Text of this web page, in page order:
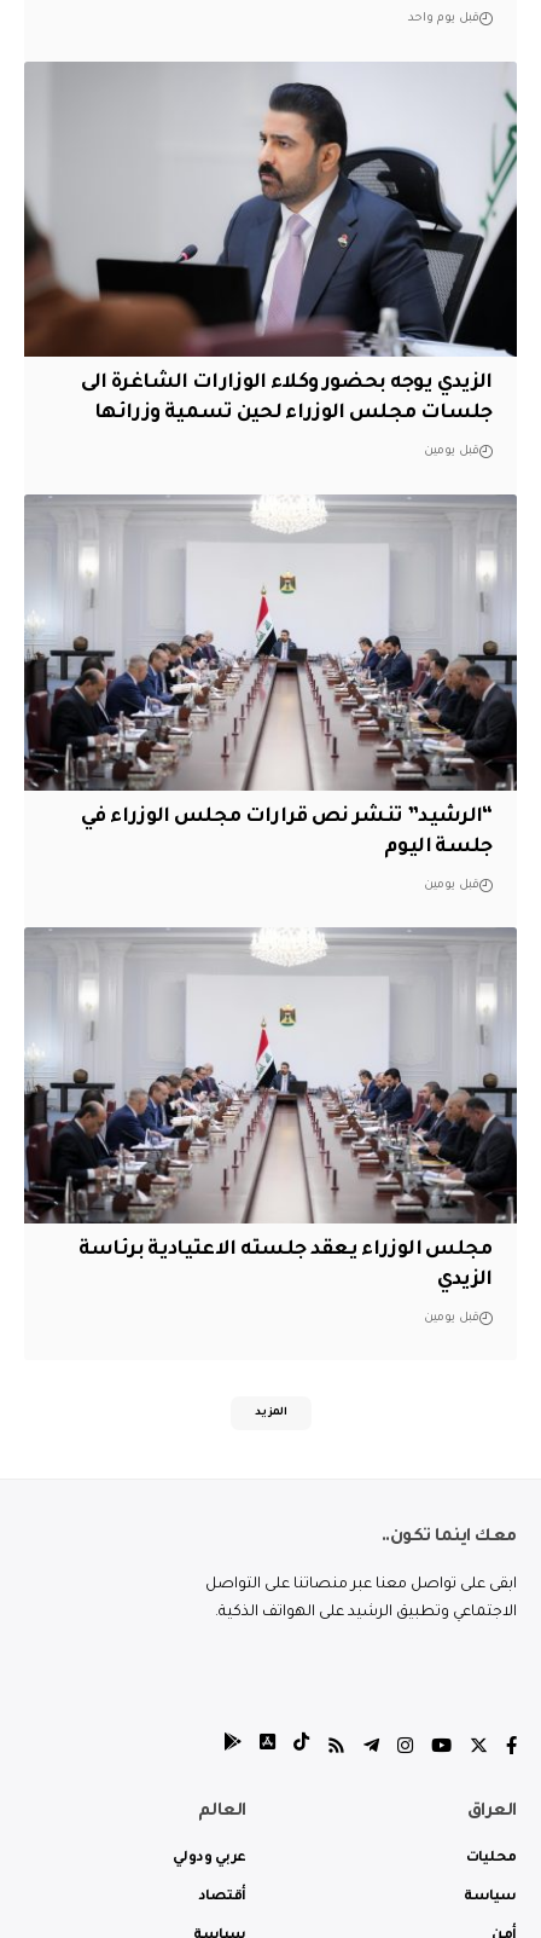
قبل يوم واحد
الزيدي يوجه بحضور وكلاء الوزارات الشاغرة الى
جلسات مجلس الوزراء لحين تسمية وزرائها
قبل يومين
“الرشيد” تنشر نص قرارات مجلس الوزراء في
جلسة اليوم
قبل يومين
مجلس الوزراء يعقد جلسته الاعتيادية برئاسة
الزيدي
قبل يومين
المزيد
معك اينما تكون..
ابقى على تواصل معنا عبر منصاتنا على التواصل
الاجتماعي وتطبيق الرشيد على الهواتف الذكية.
العراق
محليات
سياسة
العالم
عربي ودولي
أقتصاد